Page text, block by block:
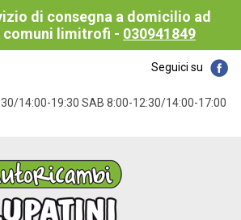
di consegna a domicilio ad
comuni limitrofi - 030941849
Seguici su
14:00-19:30 SAB 8:00-12:30/14:00-17:00